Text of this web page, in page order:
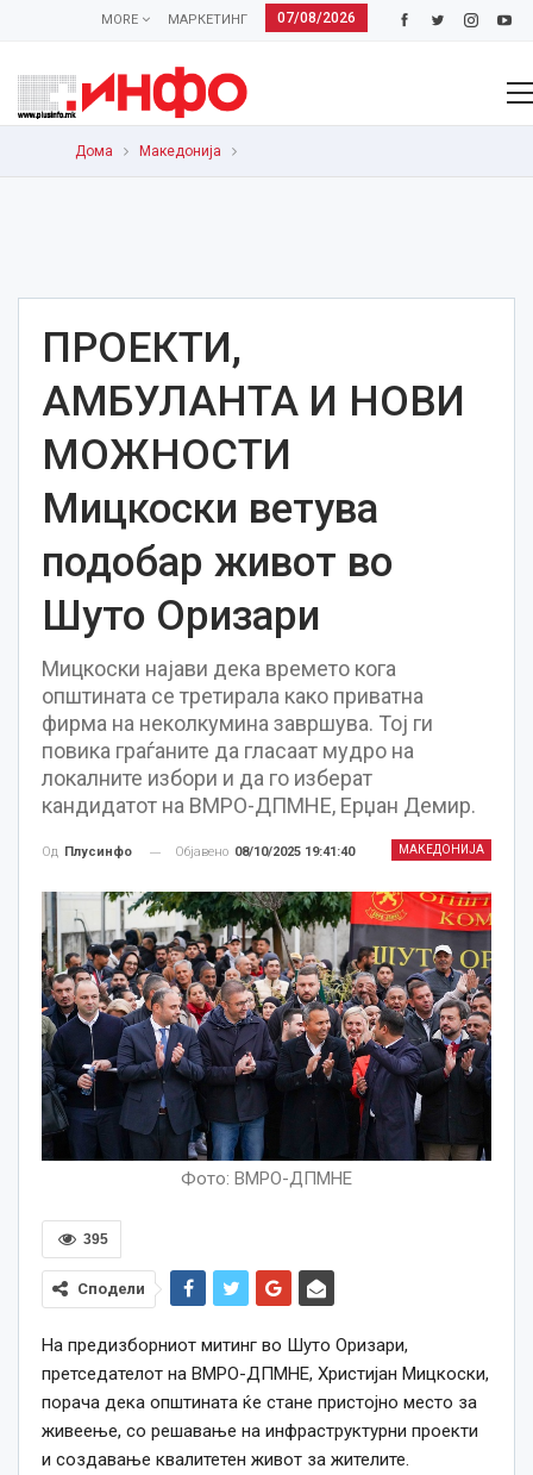
07/08/2026
МАРКЕТИНГ
MORE
Дома Македонија
ПРОЕКТИ,
АМБУЛАНТА И НОВИ
МОЖНОСТИ
Мицкоски ветува
подобар живот во
Шуто Оризари
Мицкоски најави дека времето кога
општината се третирала како приватна
фирма на неколкумина завршува. Тој ги
повика граѓаните да гласаат мудро на
локалните избори и да го изберат
кандидатот на ВМРО-ДПМНЕ, Ерџан Демир.
МАКЕДОНИЈА
Од Плусинфо Објавено 08/10/2025 19:41:40
Фото: ВМРО-ДПМНЕ
395
Сподели
На предизборниот митинг во Шуто Оризари,
претседателот на ВМРО-ДПМНЕ, Христијан Мицкоски,
порача дека општината ќе стане пристојно место за
живеење, со решавање на инфраструктурни проекти
и создавање квалитетен живот за жителите.